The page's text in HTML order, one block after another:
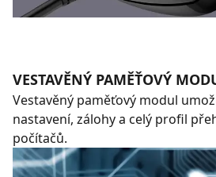
VESTAVĚNÝ PAMĚŤOVÝ
Vestavěný paměťový modul
nastavení, zálohy a celý profil
počítačů.